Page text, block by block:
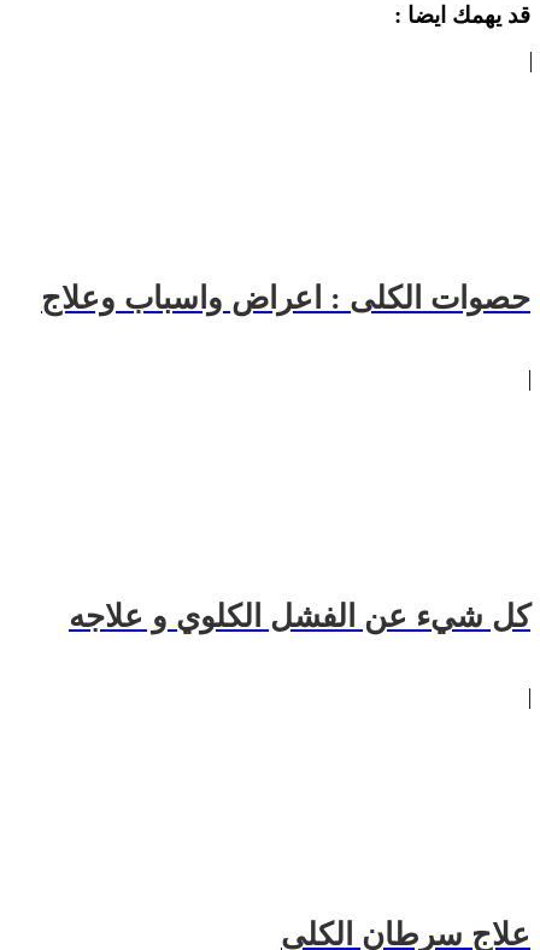
قد يهمك ايضا :
حصوات الكلى : اعراض واسباب وعلاج
كل شيء عن الفشل الكلوي و علاجه
علاج سرطان الكلى